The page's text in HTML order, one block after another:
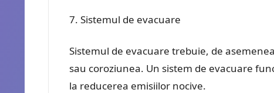
Sistemul de evacuare
Sistemul de evacuare trebuie, de
sau coroziunea. Un sistem de evacuare
la reducerea emisiilor nocive.